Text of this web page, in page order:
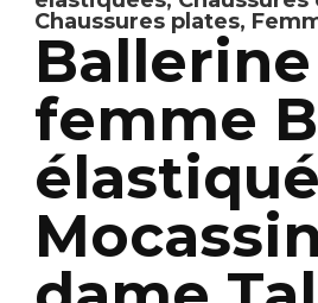
Chaussures plates,
femme
Mocassin